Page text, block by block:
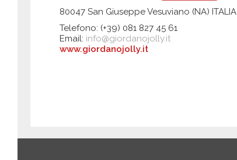
80047 San Giuseppe Vesuviano (NA) ITALIA
Telefono: (+39) 081 827 45 61
Email: info@giordanojolly.it
www.giordanojolly.it